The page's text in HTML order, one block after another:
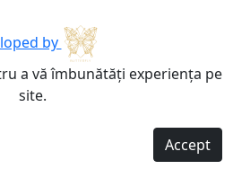
by
a vă îmbunătăți experiența pe
site.
Accept